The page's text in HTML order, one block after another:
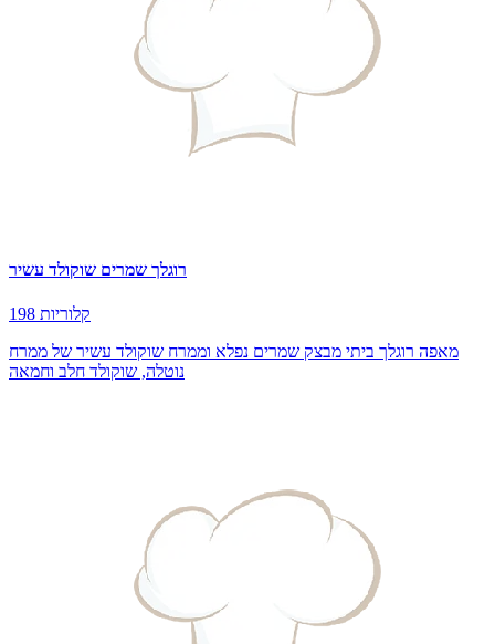
רוגלך שמרים שוקולד עשיר
198 קלוריות
מאפה רוגלך ביתי מבצק שמרים נפלא וממרח שוקולד עשיר של ממרח
נוטלה, שוקולד חלב וחמאה